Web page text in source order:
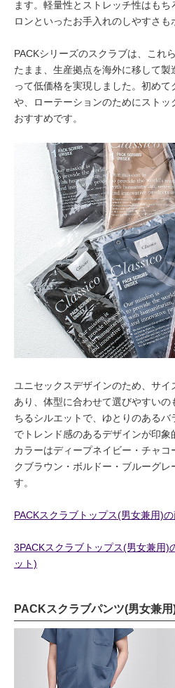
ます。軽量性とストレッチ性はも
ロンといったお手入れのしやすさも
PACKシリーズのスクラブは、これ
たまま、生産拠点を海外に移して製
って低価格を実現しました。初め
や、ローテーションのためにストッ
おすすめです。
ユニセックスデザインのため、サイ
あり、体型に合わせて選びやすい
ちるシルエットで、ゆとりのある
でトレンド感のあるデザインが印象
カラーはディープネイビー・チャ
クブラウン・ボルドー・ブルーグ
す。
PACKスクラブトップス(男女兼用)
3PACKスクラブトップス(男女兼用)
ット)
PACKスクラブパンツ(男女兼用